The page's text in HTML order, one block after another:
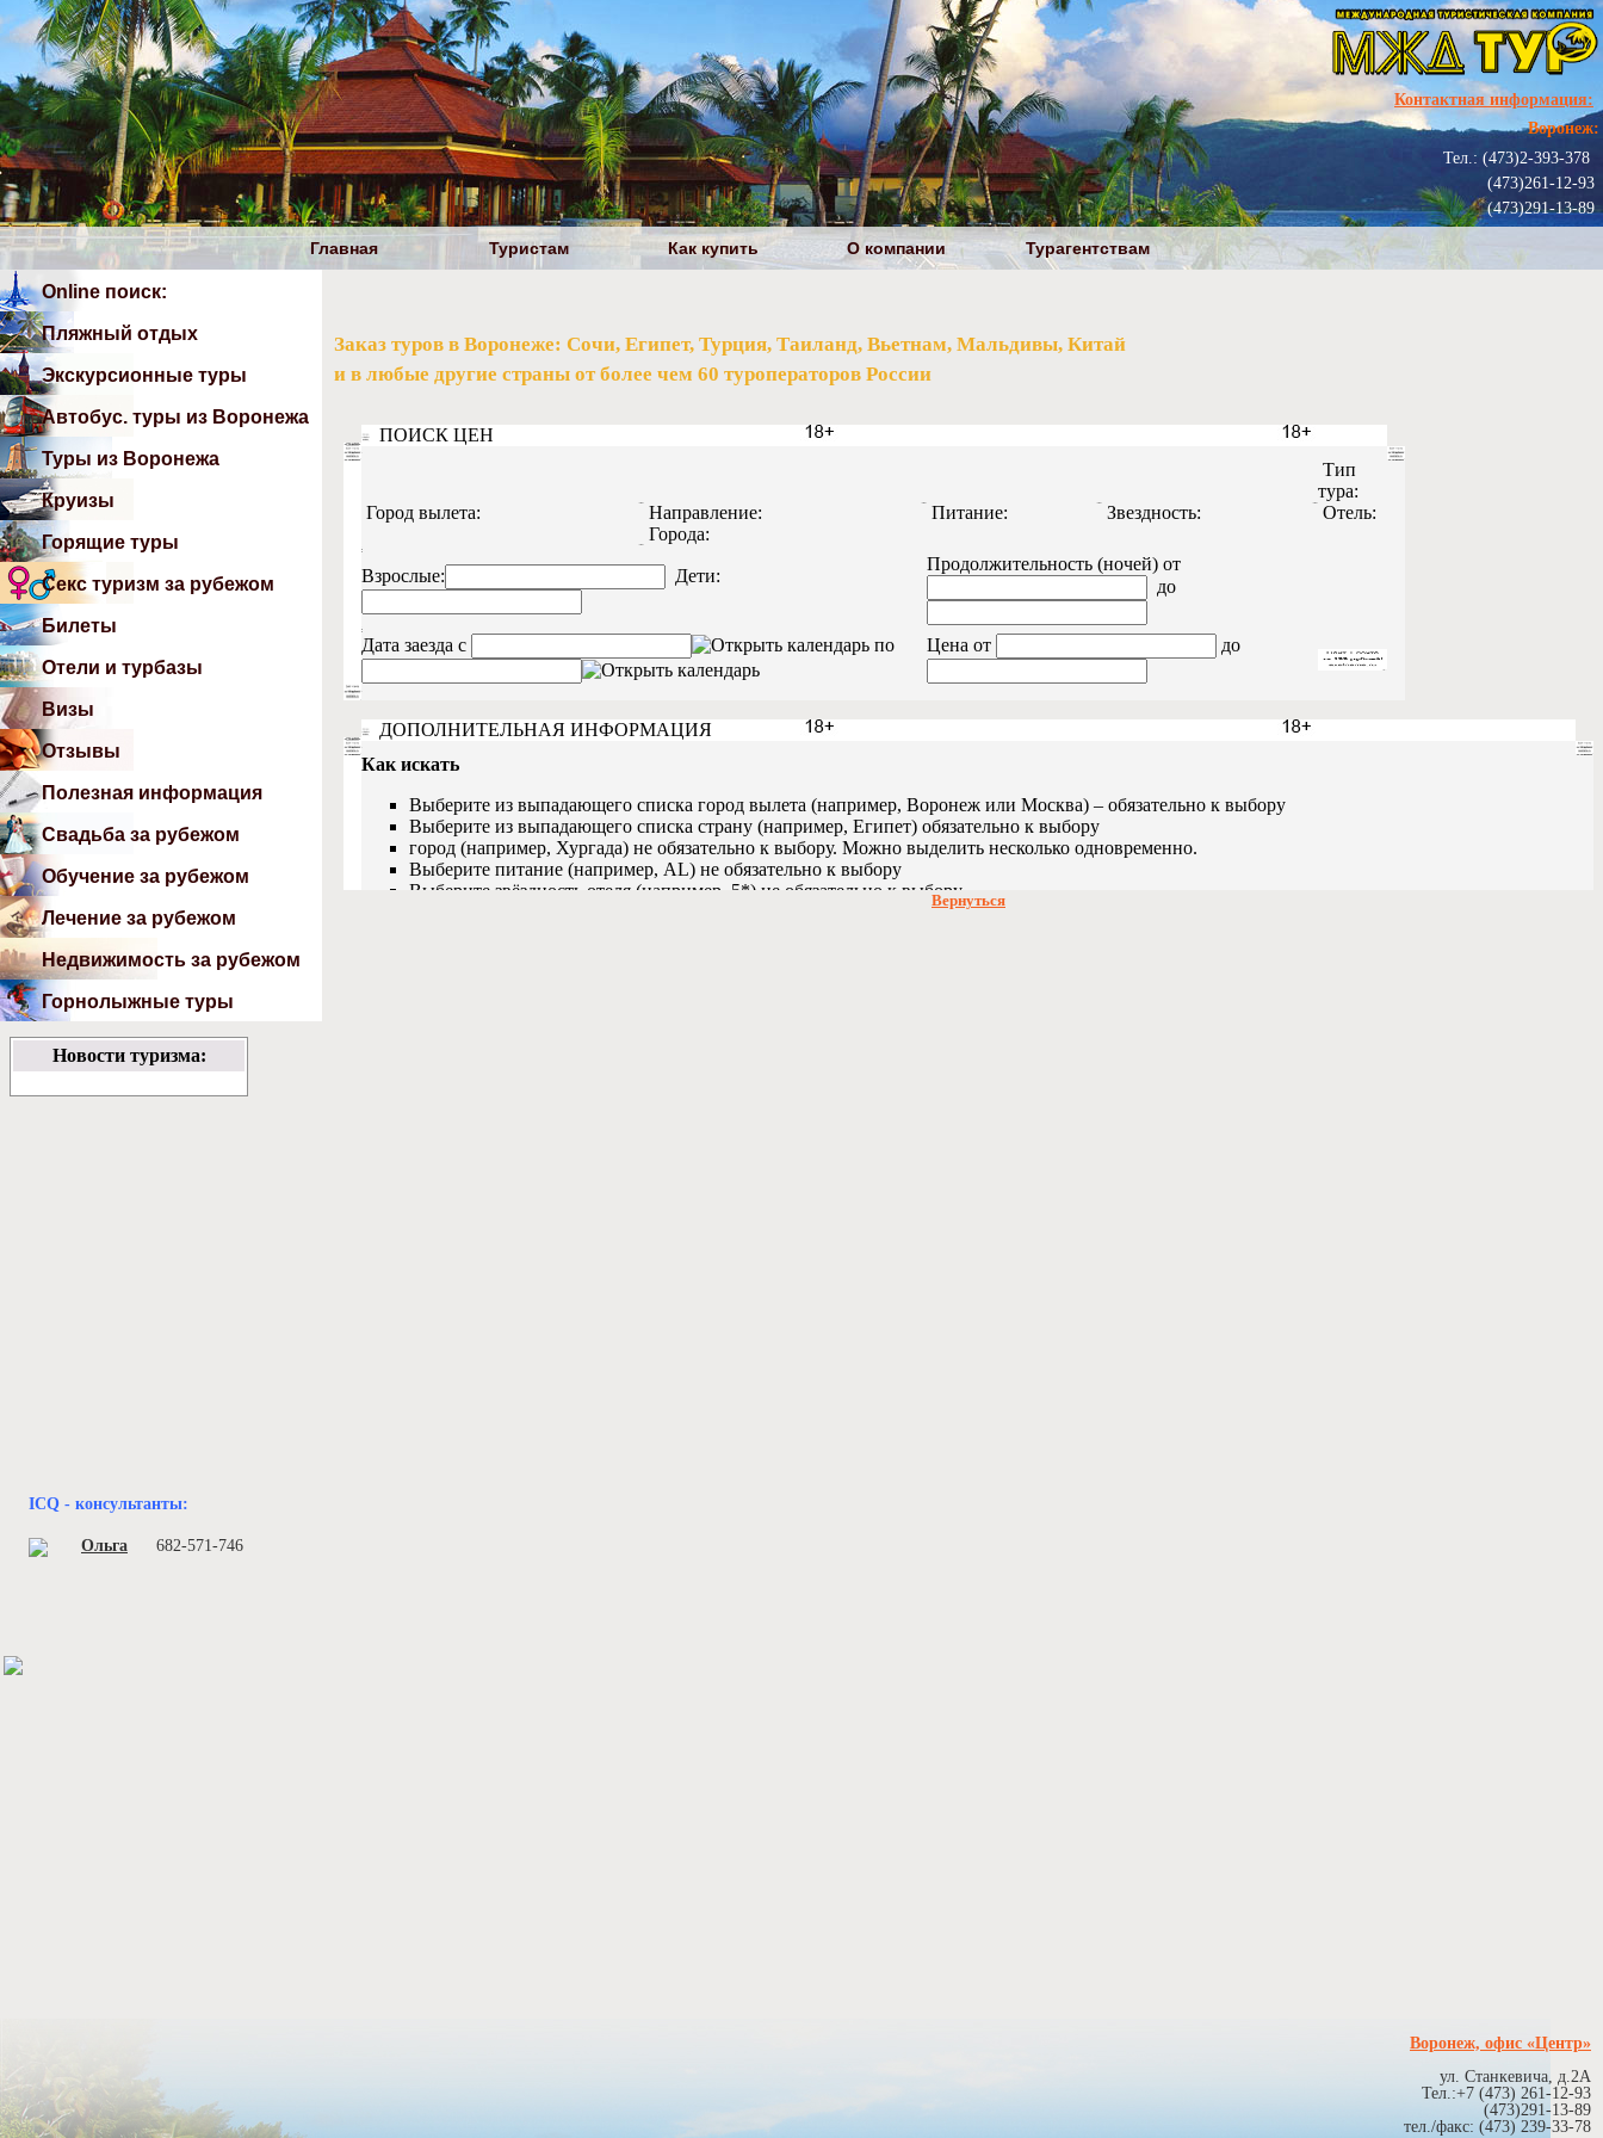
Контактная информация:
Воронеж:
Тел.: (473)2-393-378
(473)261-12-93
(473)291-13-89
Главная Туристам Как купить О компании Турагентствам
Online поиск:
Пляжный отдых
Экскурсионные туры
Автобус. туры из Воронежа
Туры из Воронежа
Круизы
Горящие туры
Секс туризм за рубежом
Билеты
Отели и турбазы
Визы
Отзывы
Полезная информация
Свадьба за рубежом
Обучение за рубежом
Лечение за рубежом
Недвижимость за рубежом
Горнолыжные туры
ICQ - консультанты:
Ольга 682-571-746
Заказ туров в Воронеже: Сочи, Египет, Турция, Таиланд, Вьетнам, Мальдивы, Китай
и в любые другие страны от более чем 60 туроператоров России
Вернуться
Воронеж, офис «Центр»
ул. Станкевича, д.2А
Тел.:+7 (473) 261-12-93
(473)291-13-89
тел./факс: (473) 239-33-78